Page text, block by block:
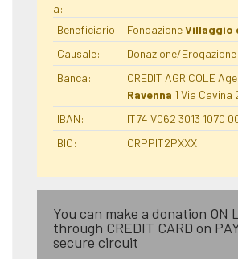
a:
Beneficiario:
FondazioneVillaggio
Causale:
Donazione/
Banca:
CREDIT AGRICOLE
Ravenna 1 Via Cavina
IBAN:
IT74 V062 3013 1070
BIC:
CRPPIT2PXXX
You can make a donation ON
through CREDIT CARD on
secure circuit